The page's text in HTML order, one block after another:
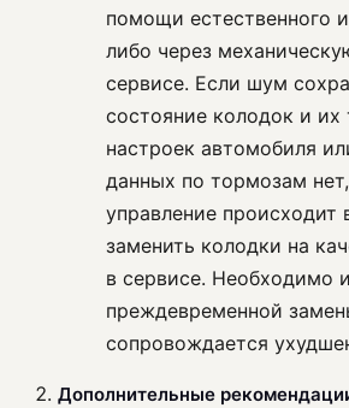
помощи естественного
либо через
сервисе. Если шум
состояние колодок и
настроек автомобиля
данных по тормозам
управление происходит
заменить колодки на
в сервисе. Необходимо
преждевременной
сопровождается
Дополнительные